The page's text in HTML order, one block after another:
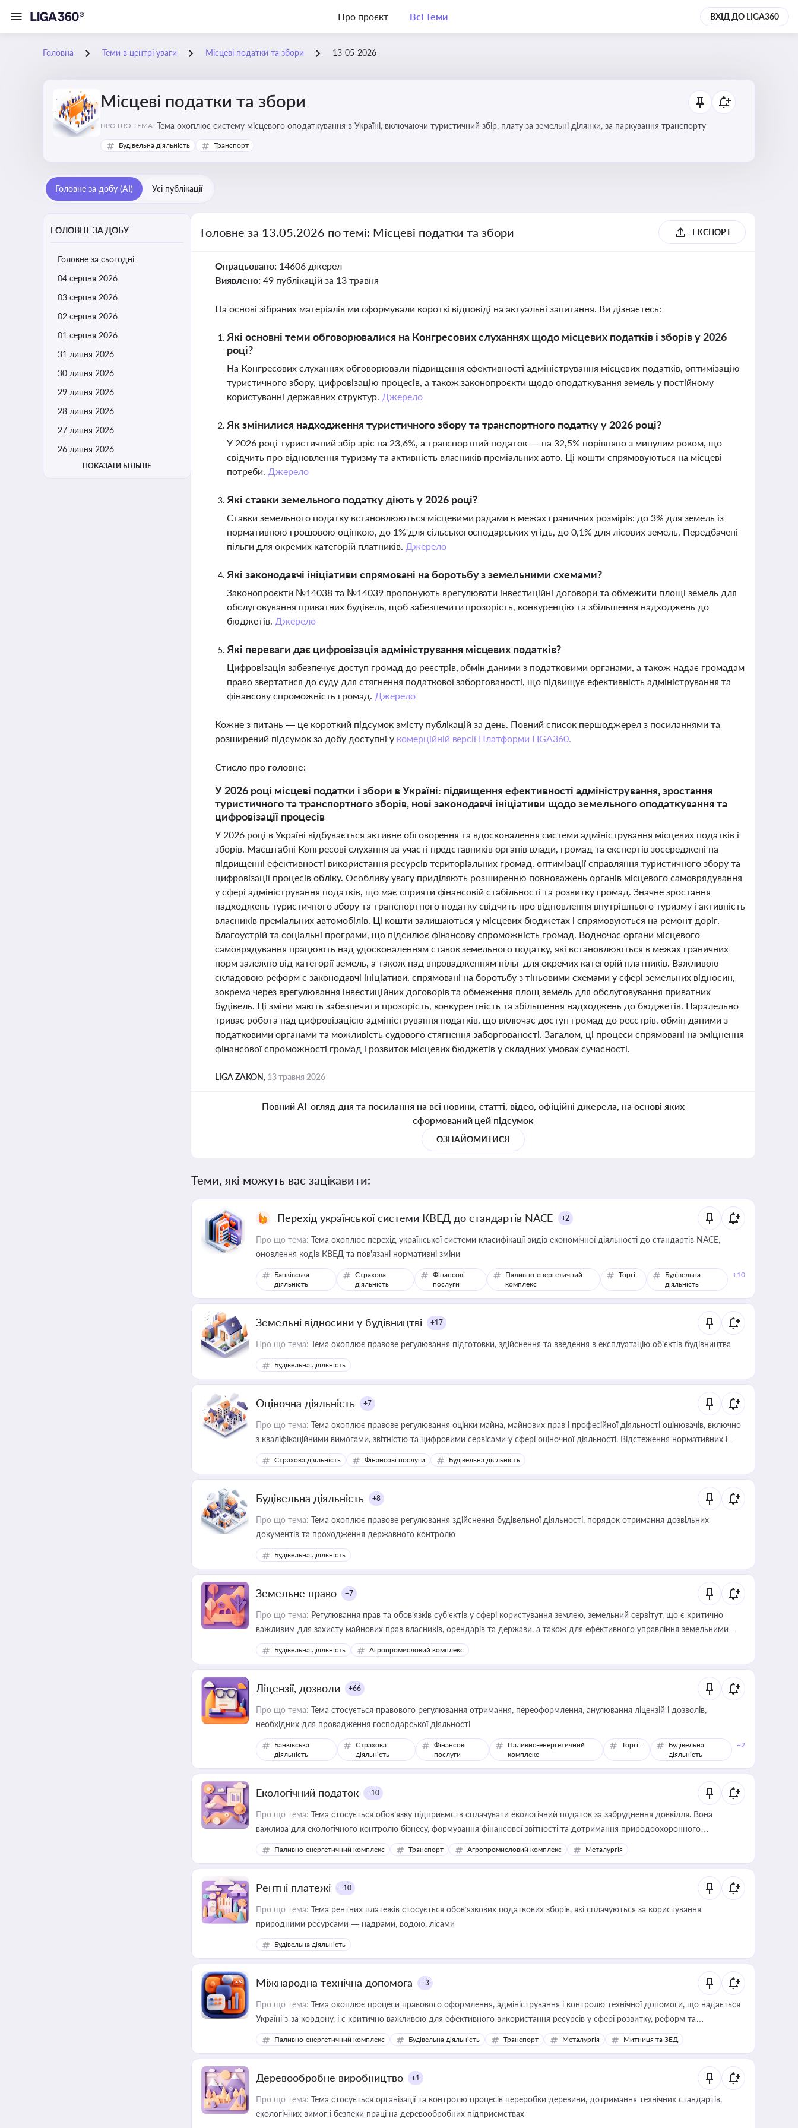
Про проєкт Всі Теми ВХІД ДО LIGA360
Головна Теми в центрі уваги Місцеві податки та збори 13-05-2026
Місцеві податки та збори
ПРО ЩО ТЕМА: Тема охоплює систему місцевого оподаткування в Україні, включаючи туристичний збір, плату за земельні ділянки, за паркування транспорту
Будівельна діяльність Транспорт
Головне за добу (AI) Усі публікації
ГОЛОВНЕ ЗА ДОБУ
Головне за сьогодні
04 серпня 2026
03 серпня 2026
02 серпня 2026
01 серпня 2026
31 липня 2026
30 липня 2026
29 липня 2026
28 липня 2026
27 липня 2026
26 липня 2026
ПОКАЗАТИ БІЛЬШЕ
Головне за 13.05.2026 по темі: Місцеві податки та збори ЕКСПОРТ
Опрацьовано: 14606 джерел
Виявлено: 49 публікацій за 13 травня
На основі зібраних матеріалів ми сформували короткі відповіді на актуальні запитання. Ви дізнаєтесь:
Які основні теми обговорювалися на Конгресових слуханнях щодо місцевих податків і зборів у 2026
році?
На Конгресових слуханнях обговорювали підвищення ефективності адміністрування місцевих податків, оптимізацію
туристичного збору, цифровізацію процесів, а також законопроєкти щодо оподаткування земель у постійному
користуванні державних структур. Джерело
Як змінилися надходження туристичного збору та транспортного податку у 2026 році?
У 2026 році туристичний збір зріс на 23,6%, а транспортний податок — на 32,5% порівняно з минулим роком, що
свідчить про відновлення туризму та активність власників преміальних авто. Ці кошти спрямовуються на місцеві
потреби. Джерело
Які ставки земельного податку діють у 2026 році?
Ставки земельного податку встановлюються місцевими радами в межах граничних розмірів: до 3% для земель із
нормативною грошовою оцінкою, до 1% для сільськогосподарських угідь, до 0,1% для лісових земель. Передбачені
пільги для окремих категорій платників. Джерело
Які законодавчі ініціативи спрямовані на боротьбу з земельними схемами?
Законопроєкти №14038 та №14039 пропонують врегулювати інвестиційні договори та обмежити площі земель для
обслуговування приватних будівель, щоб забезпечити прозорість, конкуренцію та збільшення надходжень до
бюджетів. Джерело
Які переваги дає цифровізація адміністрування місцевих податків?
Цифровізація забезпечує доступ громад до реєстрів, обмін даними з податковими органами, а також надає громадам
право звертатися до суду для стягнення податкової заборгованості, що підвищує ефективність адміністрування та
фінансову спроможність громад. Джерело
Кожне з питань — це короткий підсумок змісту публікацій за день. Повний список першоджерел з посиланнями та
розширений підсумок за добу доступні у комерційній версії Платформи LIGA360.
Стисло про головне:
У 2026 році місцеві податки і збори в Україні: підвищення ефективності адміністрування, зростання
туристичного та транспортного зборів, нові законодавчі ініціативи щодо земельного оподаткування та
цифровізації процесів
У 2026 році в Україні відбувається активне обговорення та вдосконалення системи адміністрування місцевих податків і
зборів. Масштабні Конгресові слухання за участі представників органів влади, громад та експертів зосереджені на
підвищенні ефективності використання ресурсів територіальних громад, оптимізації справляння туристичного збору та
цифровізації процесів обліку. Особливу увагу приділяють розширенню повноважень органів місцевого самоврядування
у сфері адміністрування податків, що має сприяти фінансовій стабільності та розвитку громад. Значне зростання
надходжень туристичного збору та транспортного податку свідчить про відновлення внутрішнього туризму і активність
власників преміальних автомобілів. Ці кошти залишаються у місцевих бюджетах і спрямовуються на ремонт доріг,
благоустрій та соціальні програми, що підсилює фінансову спроможність громад. Водночас органи місцевого
самоврядування працюють над удосконаленням ставок земельного податку, які встановлюються в межах граничних
норм залежно від категорії земель, а також над впровадженням пільг для окремих категорій платників. Важливою
складовою реформ є законодавчі ініціативи, спрямовані на боротьбу з тіньовими схемами у сфері земельних відносин,
зокрема через врегулювання інвестиційних договорів та обмеження площ земель для обслуговування приватних
будівель. Ці зміни мають забезпечити прозорість, конкурентність та збільшення надходжень до бюджетів. Паралельно
триває робота над цифровізацією адміністрування податків, що включає доступ громад до реєстрів, обмін даними з
податковими органами та можливість судового стягнення заборгованості. Загалом, ці процеси спрямовані на зміцнення
фінансової спроможності громад і розвиток місцевих бюджетів у складних умовах сучасності.
LIGA ZAKON, 13 травня 2026
Повний AI-огляд дня та посилання на всі новини, статті, відео, офіційні джерела, на основі яких
сформований цей підсумок
ОЗНАЙОМИТИСЯ
Теми, які можуть вас зацікавити:
Перехід української системи КВЕД до стандартів NACE +2
Про що тема: Тема охоплює перехід української системи класифікації видів економічної діяльності до стандартів NACE,
оновлення кодів КВЕД та пов'язані нормативні зміни
Банківська
діяльність
Страхова
діяльність
Фінансові
послуги
Паливно-енергетичний
комплекс
Торгівля
Будівельна
діяльність
+10
Земельні відносини у будівництві +17
Про що тема: Тема охоплює правове регулювання підготовки, здійснення та введення в експлуатацію об’єктів будівництва
Будівельна діяльність
Оціночна діяльність +7
Про що тема: Тема охоплює правове регулювання оцінки майна, майнових прав і професійної діяльності оцінювачів, включно
з кваліфікаційними вимогами, звітністю та цифровими сервісами у сфері оціночної діяльності. Відстеження нормативних і
медійних змін у цій сфері корисне для власника бізнесу, керівника, юриста або бухгалтера під час оподаткування,
приватизації, оренди державного майна, корпоративних угод і перевірки статусу суб'єктів оціночної діяльності
Страхова діяльність Фінансові послуги Будівельна діяльність
Будівельна діяльність +8
Про що тема: Тема охоплює правове регулювання здійснення будівельної діяльності, порядок отримання дозвільних
документів та проходження державного контролю
Будівельна діяльність
Земельне право +7
Про що тема: Регулювання прав та обов’язків суб’єктів у сфері користування землею, земельний сервітут, що є критично
важливим для захисту майнових прав власників, орендарів та держави, а також для ефективного управління земельними
ресурсами
Будівельна діяльність Агропромисловий комплекс
Ліцензії, дозволи +66
Про що тема: Тема стосується правового регулювання отримання, переоформлення, анулювання ліцензій і дозволів,
необхідних для провадження господарської діяльності
Банківська
діяльність
Страхова
діяльність
Фінансові
послуги
Паливно-енергетичний
комплекс
Торгівля
Будівельна
діяльність
+2
Екологічний податок +10
Про що тема: Тема стосується обов’язку підприємств сплачувати екологічний податок за забруднення довкілля. Вона
важлива для екологічного контролю бізнесу, формування фінансової звітності та дотримання природоохоронного
законодавства
Паливно-енергетичний комплекс Транспорт Агропромисловий комплекс Металургія
Рентні платежі +10
Про що тема: Тема рентних платежів стосується обов’язкових податкових зборів, які сплачуються за користування
природними ресурсами — надрами, водою, лісами
Будівельна діяльність
Міжнародна технічна допомога +3
Про що тема: Тема охоплює процеси правового оформлення, адміністрування і контролю технічної допомоги, що надається
Україні з-за кордону, і є критично важливою для ефективного використання ресурсів у сфері розвитку, реформ та
інфраструктурних проєктів
Паливно-енергетичний комплекс Будівельна діяльність Транспорт Металургія Митниця та ЗЕД
Деревообробне виробництво +1
Про що тема: Тема стосується організації та контролю процесів переробки деревини, дотримання технічних стандартів,
екологічних вимог і безпеки праці на деревообробних підприємствах